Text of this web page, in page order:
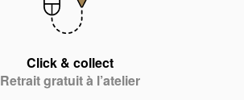
Click & collect
Retrait gratuit à l’atelier